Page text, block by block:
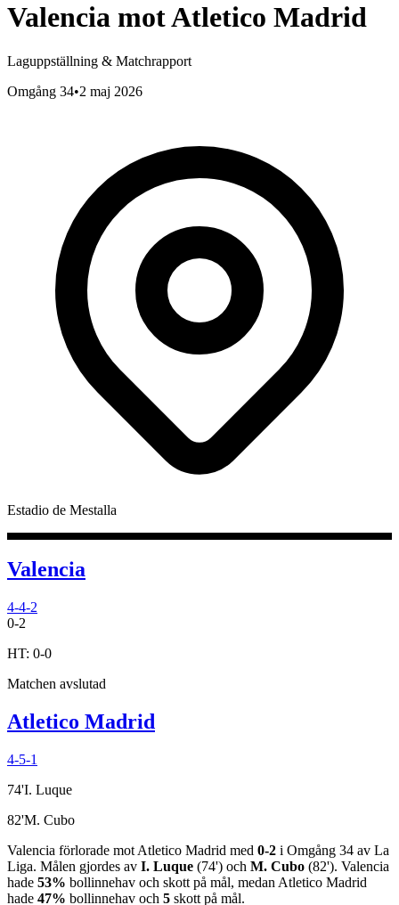
Valencia motAtletico Madrid
Laguppställning & Matchrapport
Omgång 34•2 maj 2026
Estadio de Mestalla
Valencia
4-4-2
0-2
HT: 0-0
Matchen avslutad
Atletico Madrid
4-5-1
74'I. Luque
82'M. Cubo
Valencia förlorade mot Atletico Madrid med 0-2 i Omgång 34 av La
Liga. Målen gjordes av I. Luque (74') och M. Cubo (82'). Valencia
hade 53% bollinnehav och skott på mål, medan Atletico Madrid
hade 47% bollinnehav och 5 skott på mål.